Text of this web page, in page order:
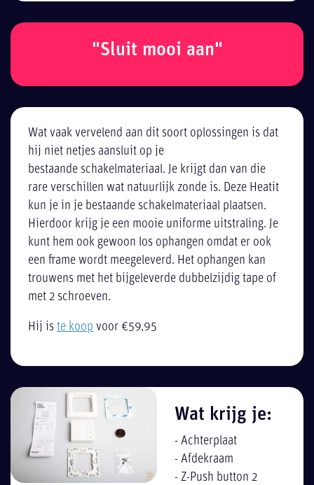
"Sluit mooi aan"
Wat vaak vervelend aan dit soort oplossingen is dat
hij niet netjes aansluit op je
bestaande schakelmateriaal. Je krijgt dan van die
rare verschillen wat natuurlijk zonde is. Deze Heatit
kun je in je bestaande schakelmateriaal plaatsen.
Hierdoor krijg je een mooie uniforme uitstraling. Je
kunt hem ook gewoon los ophangen omdat er ook
een frame wordt meegeleverd. Het ophangen kan
trouwens met het bijgeleverde dubbelzijdig tape of
met 2 schroeven.
Hij iste koop voor €59,95
Wat krijg je:
- Achterplaat
- Afdekraam
- Z-Push button 2